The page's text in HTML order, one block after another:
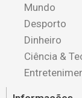
Mundo
Desporto
Dinheiro
Ciência &